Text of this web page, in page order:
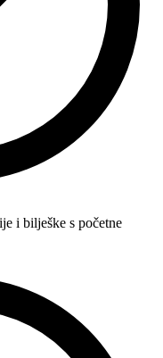
i bilješke s početne